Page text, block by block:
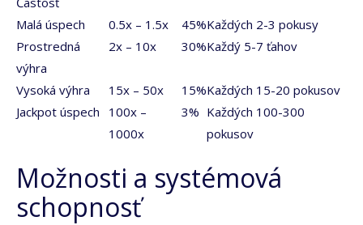
Malá úspech
0.5x – 1.5x 45%Každých 2-3 pokusy
Prostredná
výhra
2x – 10x 30%Každý 5-7 ťahov
Vysoká výhra 15x – 50x 15%Každých 15-20 pokusov
Jackpot úspech
100x –
1000x
3% Každých 100-300
pokusov
Možnosti a systémová
schopnosť